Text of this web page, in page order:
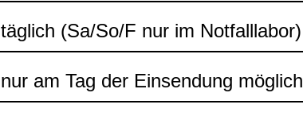
täg­lich (Sa/So/F nur im Not­fall­la­bor)
nur am Tag der Ein­sen­dung mög­lich